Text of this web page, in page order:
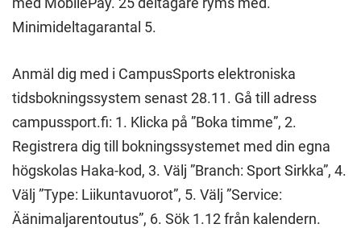
Minimideltagarantal 5.
Anmäl dig med i CampusSports elektroniska
tidsbokningssystem senast 28.11. Gå till adress
campussport.fi: 1. Klicka på ”Boka timme”, 2.
Registrera dig till bokningssystemet med din egna
högskolas Haka-kod, 3. Välj ”Branch: Sport Sirkka”, 4.
Välj ”Type: Liikuntavuorot”, 5. Välj ”Service:
Äänimaljarentoutus”, 6. Sök 1.12 från kalendern.